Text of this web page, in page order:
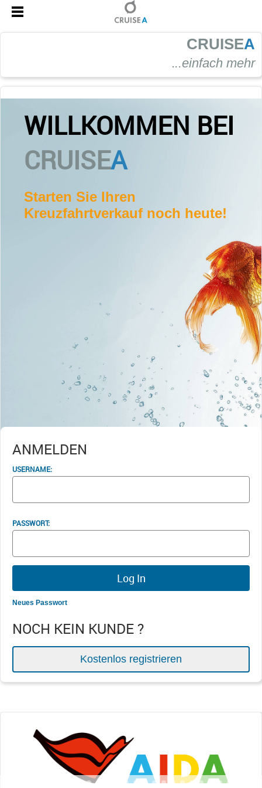
CRUISEA
...einfach mehr
WILLKOMMEN BEI
CRUISEA
Starten Sie Ihren
Kreuzfahrtverkauf noch heute!
ANMELDEN
USERNAME:
PASSWORT:
Neues Passwort
NOCH KEIN KUNDE ?
Kostenlos registrieren